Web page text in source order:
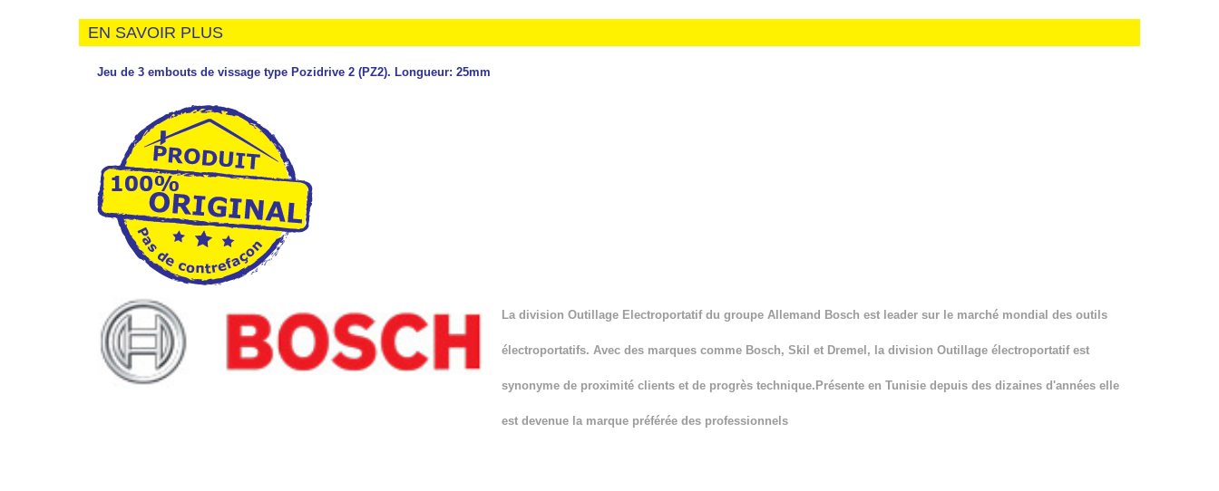
EN SAVOIR PLUS
Jeu de 3 embouts de vissage type Pozidrive 2 (PZ2). Longueur: 25mm
La division Outillage Electroportatif du groupe Allemand Bosch est leader sur le marché mondial des outils
électroportatifs. Avec des marques comme Bosch, Skil et Dremel, la division Outillage électroportatif est
synonyme de proximité clients et de progrès technique.Présente en Tunisie depuis des dizaines d'années elle
est devenue la marque préférée des professionnels